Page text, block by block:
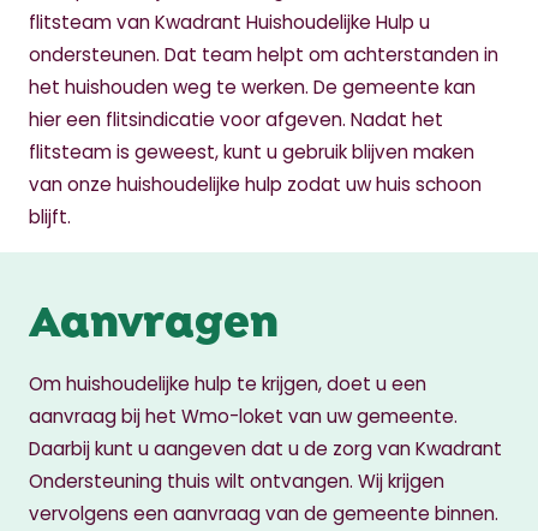
flitsteam van Kwadrant Huishoudelijke Hulp u
ondersteunen. Dat team helpt om achterstanden in
het huishouden weg te werken. De gemeente kan
hier een flitsindicatie voor afgeven. Nadat het
flitsteam is geweest, kunt u gebruik blijven maken
van onze huishoudelijke hulp zodat uw huis schoon
blijft.
Aanvragen
Om huishoudelijke hulp te krijgen, doet u een
aanvraag bij het Wmo-loket van uw gemeente.
Daarbij kunt u aangeven dat u de zorg van Kwadrant
Ondersteuning thuis wilt ontvangen. Wij krijgen
vervolgens een aanvraag van de gemeente binnen.